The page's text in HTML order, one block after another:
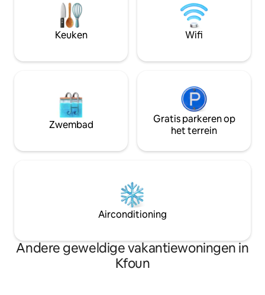
Airconditioning in de woonkamer (tegen
een toeslag) Let op: de prijs voor 2
gasten = één slaapkamer, als twee
gasten in twee slaapkamers. Er komt 10
Keuken Wifi
Zwembad
Gratis parkeren op
het terrein
Airconditioning
Andere geweldige vakantiewoningen in
Kfoun